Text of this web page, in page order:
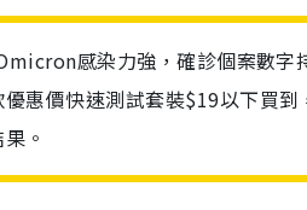
感染力強，確診個案數
惠價快速測試套裝$19以下買
。